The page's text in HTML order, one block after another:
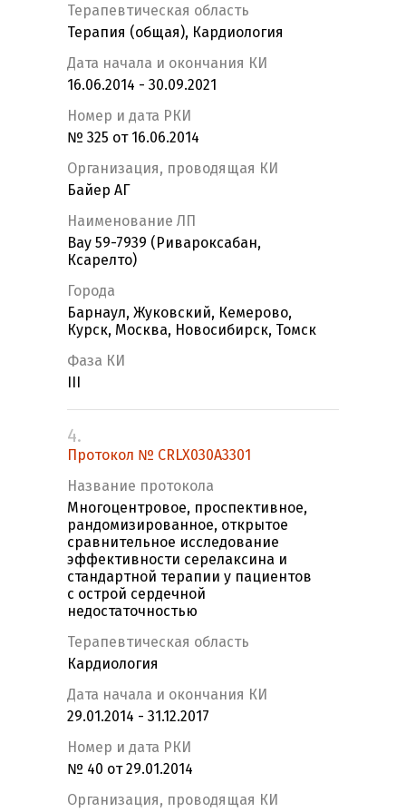
Терапевтическая область
Терапия (общая), Кардиология
Дата начала и окончания КИ
16.06.2014 - 30.09.2021
Номер и дата РКИ
№ 325 от 16.06.2014
Организация, проводящая КИ
Байер АГ
Наименование ЛП
Bay 59-7939 (Ривароксабан,
Ксарелто)
Города
Барнаул, Жуковский, Кемерово,
Курск, Москва, Новосибирск, Томск
Фаза КИ
4.
Протокол № CRLX030A3301
Название протокола
Многоцентровое, проспективное,
рандомизированное, открытое
сравнительное исследование
эффективности серелаксина и
стандартной терапии у пациентов
с острой сердечной
недостаточностью
Терапевтическая область
Кардиология
Дата начала и окончания КИ
29.01.2014 - 31.12.2017
Номер и дата РКИ
№ 40 от 29.01.2014
Организация, проводящая КИ